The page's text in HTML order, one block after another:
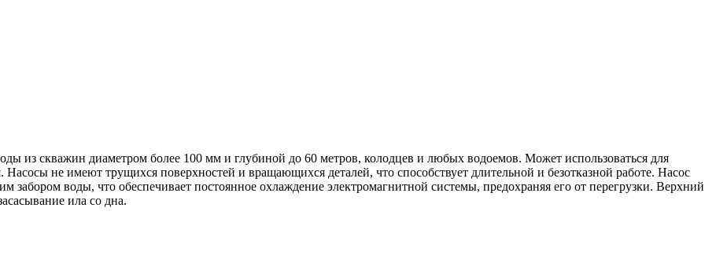
из скважин диаметром более 100 мм и глубиной до 60 метров, колодцев и любых водоемов. Может использоваться для
не имеют трущихся поверхностей и вращающихся деталей, что способствует длительной и безотказной работе. Насос
забором воды, что обеспечивает постоянное охлаждение электромагнитной системы, предохраняя его от перегрузки. Верхний
ила со дна.